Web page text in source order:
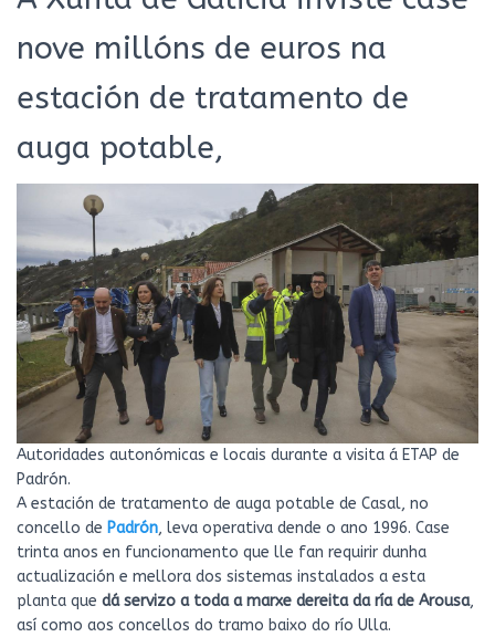
nove millóns de euros na
estación de tratamento de
auga potable,
Autoridades autonómicas e locais durante a visita á ETAP de
Padrón.
A estación de tratamento de auga potable de Casal, no
concello de Padrón, leva operativa dende o ano 1996. Case
trinta anos en funcionamento que lle fan requirir dunha
actualización e mellora dos sistemas instalados a esta
planta que dá servizo a toda a marxe dereita da ría de Arousa,
así como aos concellos do tramo baixo do río Ulla.